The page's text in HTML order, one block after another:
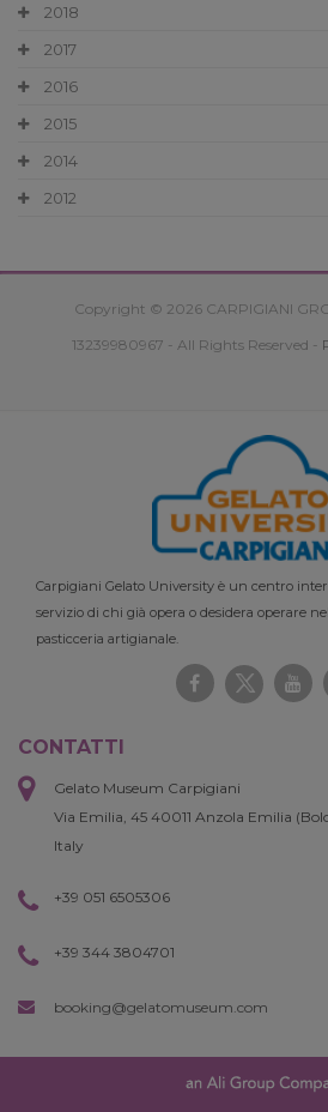
2018
2017
2016
2015
2014
2012
Copyright © 2026 CARPIGIANI
13239980967 - All Rights Reserved -
Carpigiani Gelato University è un centro
servizio di chi già opera o desidera operare
pasticceria artigianale.
CONTATTI
Gelato Museum Carpigiani
Via Emilia, 45 40011 Anzola Emilia
Italy
+39 051 6505306
+39 344 3804701
booking@gelatomuseum.com